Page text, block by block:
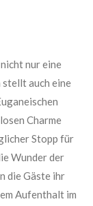
nur eine
stellt auch eine
Charme
Stopp für
Wunder der
die Gäste ihr
Aufenthalt im